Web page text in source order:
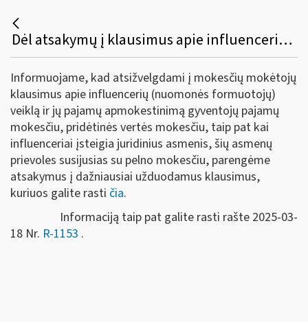
Dėl atsakymų į klausimus apie influencerių veiklą ir jų pajamų apmokestinimą
Informuojame, kad atsižvelgdami į mokesčių mokėtojų
klausimus apie influencerių (nuomonės formuotojų)
veiklą ir jų pajamų apmokestinimą gyventojų pajamų
mokesčiu, pridėtinės vertės mokesčiu, taip pat kai
influenceriai įsteigia juridinius asmenis, šių asmenų
prievoles susijusias su pelno mokesčiu, parengėme
atsakymus į dažniausiai užduodamus klausimus,
kuriuos galite rasti čia.
Informaciją taip pat galite rasti rašte 2025-03-
18 Nr. R-1153 .